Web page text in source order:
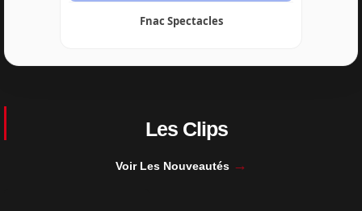
Fnac Spectacles
Les Clips
Voir Les Nouveautés →